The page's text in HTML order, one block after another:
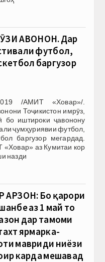
ҶАВОНОН. Дар
футбол,
баргузор
/АМИТ «Ховар»/.
Тоҷикистон имрӯз,
бо иштироки ҷавонону
ҷумҳуриявии футбол,
баргузор мегардад.
аз Кумитаи кор
назди
АРЗОН: Бо қарори
аз 1 май то
дар тамоми
ярмарка-
мавриди ниёзи
карда мешавад